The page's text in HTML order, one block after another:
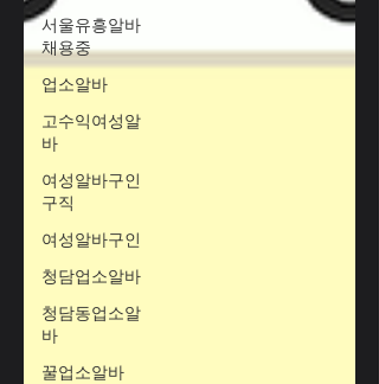
서울유흥알바
채용중
업소알바
고수익여성알
바
여성알바구인
구직
여성알바구인
청담업소알바
청담동업소알
바
꿀업소알바